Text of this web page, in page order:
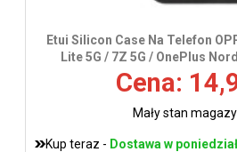
Etui Silicon Case Na Telefon
Lite 5G / 7Z 5G / OnePlus
Cena:
Mały stan
Kup teraz - Dostawa w